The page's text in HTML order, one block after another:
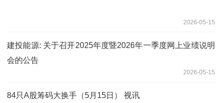
2026-05-15
建投能源: 关于召开2025年度暨2026年一季度网上业绩说明
会的公告
2026-05-15
84只A股筹码大换手（5月15日） 视讯